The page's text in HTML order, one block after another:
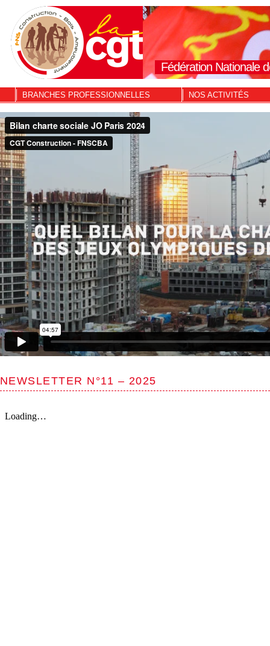
Fédération Nationale
BRANCHES PROFESSIONNELLES NOS ACTIVITÉS
NEWSLETTER N°11 – 2025